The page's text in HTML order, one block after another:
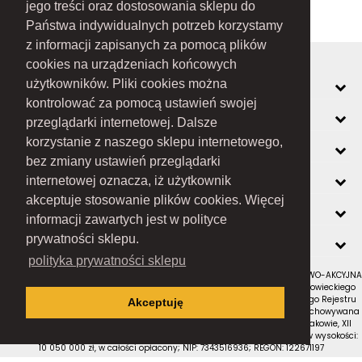
jego treści oraz dostosowania sklepu do
Państwa indywidualnych potrzeb korzystamy
z informacji zapisanych za pomocą plików
cookies na urządzeniach końcowych
użytkowników. Pliki cookies można
kontrolować za pomocą ustawień swojej
przeglądarki internetowej. Dalsze
korzystanie z naszego sklepu internetowego,
bez zmiany ustawień przeglądarki
internetowej oznacza, iż użytkownik
akceptuje stosowanie plików cookies. Więcej
informacji zawartych jest w polityce
prywatności sklepu.
polityka prywatności sklepu
Akceptuję
MOJE KONTO
INFORMACJE
O FIRMIE
ZOBACZ RÓWNIEŻ
KONTAKT
NEWSLETTER
RAMEX SPÓŁKA Z OGRANICZONĄ ODPOWIEDZIALNOŚCIĄ SPÓŁKA KOMANDYTOWO-AKCYJNA
z siedzibą w Nowym Sączu (adres siedziby i adres do doręczeń: ul. Wiśniowieckiego
123 C, 33-300 Nowy Sącz); wpisana do Rejestru Przedsiębiorców Krajowego Rejestru
Sądowego pod numerem KRS 0000434051; sąd rejestrowy, w którym przechowywana
jest dokumentacja spółki: Sąd Rejonowy dla Krakowa-Śródmieścia w Krakowie, XII
Wydział Gospodarczy Krajowego Rejestru Sądowego; kapitał zakładowy w wysokości:
10 050 000 zł, w całości opłacony; NIP: 7343516936; REGON: 122671197